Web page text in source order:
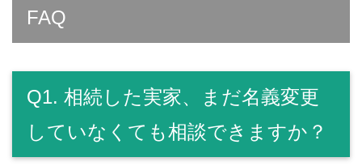
FAQ
Q1. 相続した実家、まだ名義変更
していなくても相談できますか？